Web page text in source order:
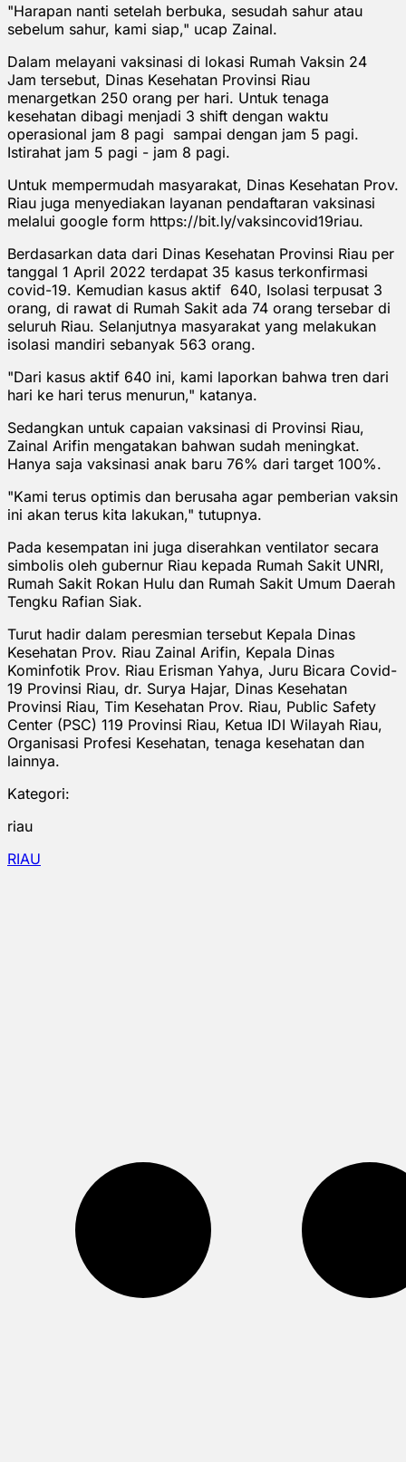
"Harapan nanti setelah berbuka, sesudah sahur atau
sebelum sahur, kami siap," ucap Zainal.
Dalam melayani vaksinasi di lokasi Rumah Vaksin 24
Jam tersebut, Dinas Kesehatan Provinsi Riau
menargetkan 250 orang per hari. Untuk tenaga
kesehatan dibagi menjadi 3 shift dengan waktu
operasional jam 8 pagi sampai dengan jam 5 pagi.
Istirahat jam 5 pagi - jam 8 pagi.
Untuk mempermudah masyarakat, Dinas Kesehatan Prov.
Riau juga menyediakan layanan pendaftaran vaksinasi
melalui google form https://bit.ly/vaksincovid19riau.
Berdasarkan data dari Dinas Kesehatan Provinsi Riau per
tanggal 1 April 2022 terdapat 35 kasus terkonfirmasi
covid-19. Kemudian kasus aktif 640, Isolasi terpusat 3
orang, di rawat di Rumah Sakit ada 74 orang tersebar di
seluruh Riau. Selanjutnya masyarakat yang melakukan
isolasi mandiri sebanyak 563 orang.
"Dari kasus aktif 640 ini, kami laporkan bahwa tren dari
hari ke hari terus menurun," katanya.
Sedangkan untuk capaian vaksinasi di Provinsi Riau,
Zainal Arifin mengatakan bahwan sudah meningkat.
Hanya saja vaksinasi anak baru 76% dari target 100%.
"Kami terus optimis dan berusaha agar pemberian vaksin
ini akan terus kita lakukan," tutupnya.
Pada kesempatan ini juga diserahkan ventilator secara
simbolis oleh gubernur Riau kepada Rumah Sakit UNRI,
Rumah Sakit Rokan Hulu dan Rumah Sakit Umum Daerah
Tengku Rafian Siak.
Turut hadir dalam peresmian tersebut Kepala Dinas
Kesehatan Prov. Riau Zainal Arifin, Kepala Dinas
Kominfotik Prov. Riau Erisman Yahya, Juru Bicara Covid-
19 Provinsi Riau, dr. Surya Hajar, Dinas Kesehatan
Provinsi Riau, Tim Kesehatan Prov. Riau, Public Safety
Center (PSC) 119 Provinsi Riau, Ketua IDI Wilayah Riau,
Organisasi Profesi Kesehatan, tenaga kesehatan dan
lainnya.
Kategori:
riau
RIAU